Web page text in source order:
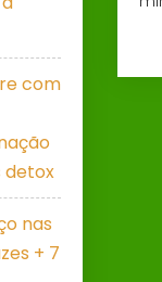
com
detox
nas
+ 7